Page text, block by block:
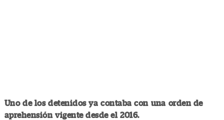
Uno de los detenidos ya contaba con una orden de
aprehensión vigente desde el 2016.